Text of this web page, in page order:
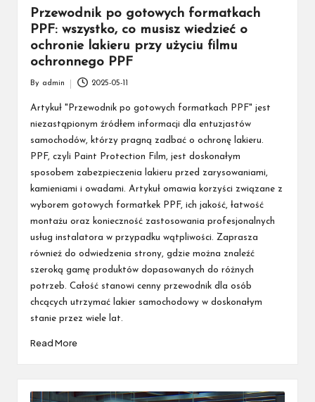
Przewodnik po gotowych formatkach
PPF: wszystko, co musisz wiedzieć o
ochronie lakieru przy użyciu filmu
ochronnego PPF
by
By admin 2025-05-11
Artykuł "Przewodnik po gotowych formatkach PPF" jest
niezastąpionym źródłem informacji dla entuzjastów
samochodów, którzy pragną zadbać o ochronę lakieru.
PPF, czyli Paint Protection Film, jest doskonałym
sposobem zabezpieczenia lakieru przed zarysowaniami,
kamieniami i owadami. Artykuł omawia korzyści związane z
wyborem gotowych formatkek PPF, ich jakość, łatwość
montażu oraz konieczność zastosowania profesjonalnych
usług instalatora w przypadku wątpliwości. Zaprasza
również do odwiedzenia strony, gdzie można znaleźć
szeroką gamę produktów dopasowanych do różnych
potrzeb. Całość stanowi cenny przewodnik dla osób
chcących utrzymać lakier samochodowy w doskonałym
stanie przez wiele lat.
Read More